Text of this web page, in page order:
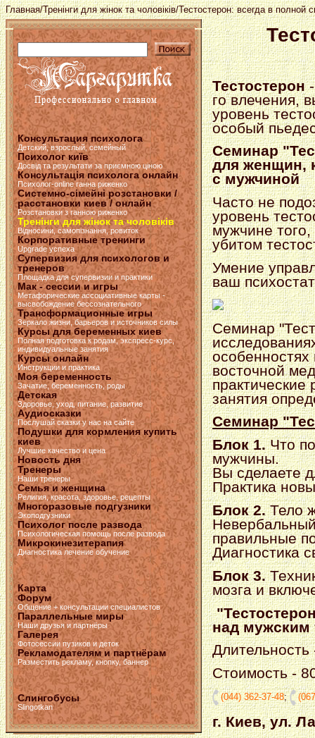
Главная/Тренінги для жінок та чоловіків/Тестостерон: всегда в полной
Консультация психолога
Детский, взрослый, семейный
Психолог київ
Досвід та результати за приємною ціною
Консультація психолога онлайн
Психолог-online ганна риженко
Системно-сімейні розстановки /
расстановки киев / онлайн
Розстановки з ганною риженко
Тренінги для жінок та чоловіків
Відносини, самопізнання, ровиток
Корпоративные тренинги
Upgrade успеха
Супервизия для психологов и
тренеров
Площадка для супервизии и практики
Мак - сессии и игры
Метафорические ассоциативные карты -
высвобождение бессознательного
Трансформационные игры
Зеркало жизни, барьеров и источников силы
Курсы для беременных киев
Полная подготовка к родам, экспресс-курс,
индивидуальные занятия
Курсы онлайн
Инструкции и практика
Моя беременность
Зачатие, беременность, роды
Детская
Здоровье, уход, питание, развитие
Аудиосказки
Послушай сказки у нас на сайте
Подушки для кормления купить
киев
Лучшие качество и цена
Новость дня
Тренеры
Наши тренеры
Семья и женщина
Религия, красота, здоровье, рецепты
Многоразовые подгузники
Экоподгузники
Психолог после развода
Психологическая помощь после развода
Микрокинезитерапия
Диагностика лечение обучение
Карта
Форум
Общение + консультации специалистов
Параллельные миры
Наши друзья и партнёры
Галерея
Фотосессии пузиков и деток
Рекламодателям и партнёрам
Разместить рекламу, кнопку, баннер
Слингобусы
Slingotkan
Тестостерон-
го влечения,
уровень
особый
Семинар
для женщин,
с мужчиной
Часто не
уровень
мужчине
убитом
Умение
ваш
Семинар
восточной
практические
занятия
Семинар
Блок 1.Что
мужчины.
Вы сделаете
Практика
Блок 2.Тело
правильные
Диагностика
Блок 3.
мозга и
над мужским
Стоимость -
(044) 362-37-48;
г. Киев, ул.